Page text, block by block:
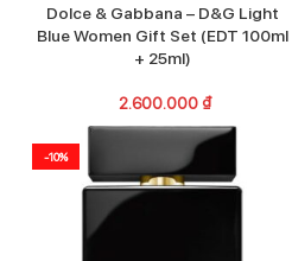
Dolce & Gabbana – D&G Light
Blue Women Gift Set (EDT 100ml
+ 25ml)
2.600.000 ₫
-10%